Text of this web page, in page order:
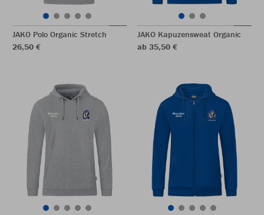
JAKO Polo Organic Stretch
26,50 €
JAKO Kapuzensweat Organic
ab 35,50 €